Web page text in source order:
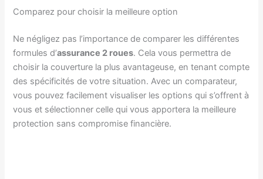
Comparez pour choisir la meilleure option
Ne négligez pas l’importance de comparer les différentes
formules d’assurance 2 roues. Cela vous permettra de
choisir la couverture la plus avantageuse, en tenant compte
des spécificités de votre situation. Avec un comparateur,
vous pouvez facilement visualiser les options qui s’offrent à
vous et sélectionner celle qui vous apportera la meilleure
protection sans compromise financière.